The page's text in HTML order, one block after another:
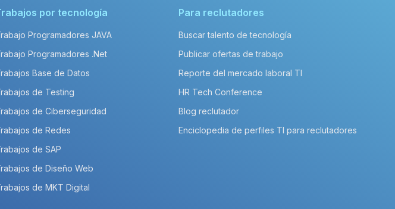
por tecnología
Programadores JAVA
Programadores .Net
Base de Datos
de Testing
de Ciberseguridad
de Redes
de SAP
de Diseño Web
de MKT Digital
Para reclutadores
Buscar talento de tecnología
Publicar ofertas de trabajo
Reporte del mercado laboral TI
HR Tech Conference
Blog reclutador
Enciclopedia de perfiles TI para reclutadores